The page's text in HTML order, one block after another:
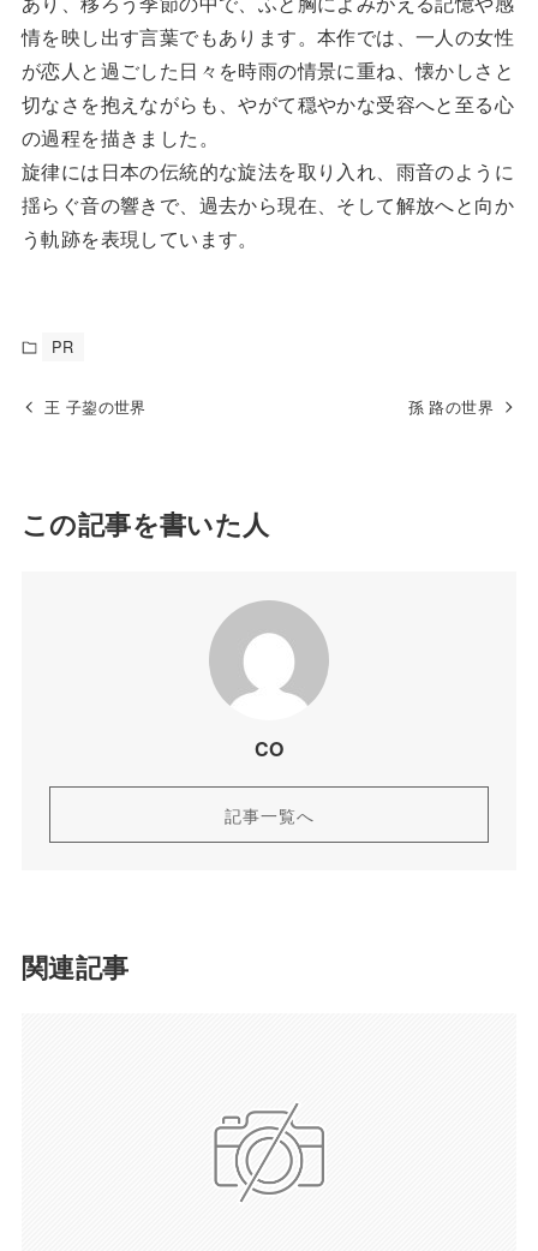
情を映し出す言葉でもあります。本作では、一人の女性
が恋人と過ごした日々を時雨の情景に重ね、懐かしさと
切なさを抱えながらも、やがて穏やかな受容へと至る心
の過程を描きました。
旋律には日本の伝統的な旋法を取り入れ、雨音のように
揺らぐ音の響きで、過去から現在、そして解放へと向か
う軌跡を表現しています。
PR
王 子鋆の世界 孫 路の世界
この記事を書いた人
CO
記事一覧へ
関連記事